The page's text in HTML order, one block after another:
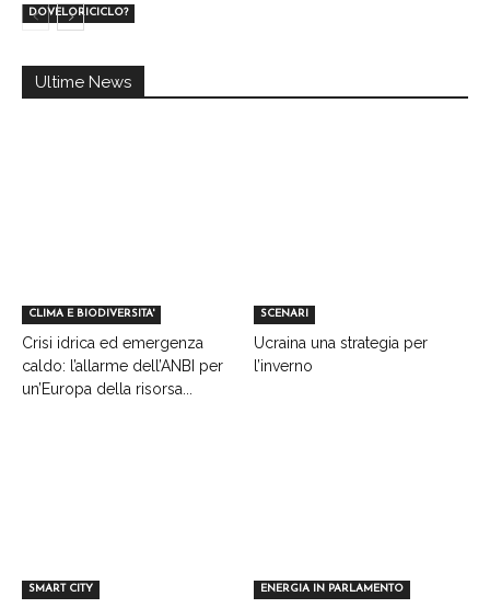
DOVELORICICLO?
Ultime News
CLIMA E BIODIVERSITA'
Crisi idrica ed emergenza
caldo: l’allarme dell’ANBI per
un’Europa della risorsa...
SCENARI
Ucraina una strategia per
l’inverno
SMART CITY ENERGIA IN PARLAMENTO